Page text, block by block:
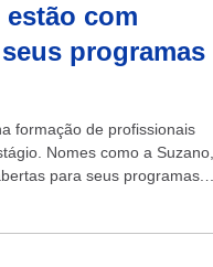
estão com
programas
formação de profissionais
Nomes como a Suzano,
para seus programas. O